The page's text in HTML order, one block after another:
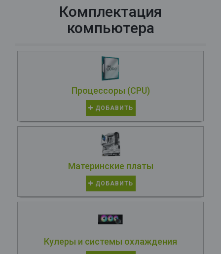
Комплектация
компьютера
Процессоры (CPU)
ДОБАВИТЬ
Материнские платы
ДОБАВИТЬ
Кулеры и системы охлаждения